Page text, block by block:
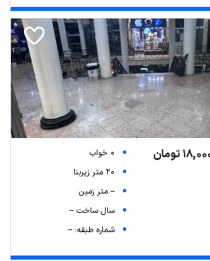
0 خواب
20 متر زیربنا
-- متر زمین
سال ساخت --
شماره طبقه: --